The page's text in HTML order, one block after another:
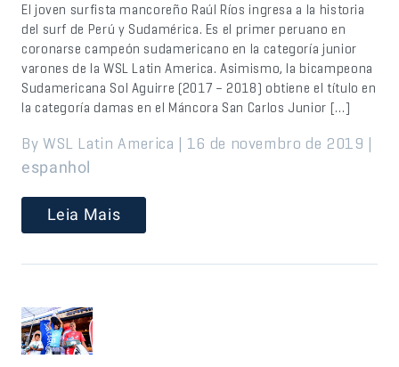
El joven surfista mancoreño Raúl Ríos ingresa a la historia
del surf de Perú y Sudamérica. Es el primer peruano en
coronarse campeón sudamericano en la categoría junior
varones de la WSL Latin America. Asimismo, la bicampeona
Sudamericana Sol Aguirre (2017 – 2018) obtiene el título en
la categoría damas en el Máncora San Carlos Junior […]
By WSL Latin America | 16 de novembro de 2019 |
espanhol
Leia Mais